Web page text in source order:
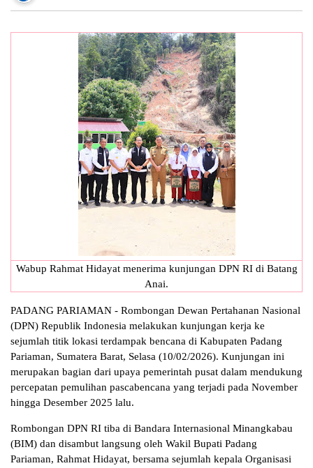
Wabup Rahmat Hidayat menerima kunjungan DPN RI di Batang
Anai.
PADANG PARIAMAN - Rombongan Dewan Pertahanan Nasional
(DPN) Republik Indonesia melakukan kunjungan kerja ke
sejumlah titik lokasi terdampak bencana di Kabupaten Padang
Pariaman, Sumatera Barat, Selasa (10/02/2026). Kunjungan ini
merupakan bagian dari upaya pemerintah pusat dalam mendukung
percepatan pemulihan pascabencana yang terjadi pada November
hingga Desember 2025 lalu.
Rombongan DPN RI tiba di Bandara Internasional Minangkabau
(BIM) dan disambut langsung oleh Wakil Bupati Padang
Pariaman, Rahmat Hidayat, bersama sejumlah kepala Organisasi